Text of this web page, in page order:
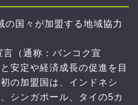
国々が加盟する地域協力
（通称：バンコク宣
安定や経済成長の促進を目
の加盟国は、インドネシ
シンガポール、タイの5カ